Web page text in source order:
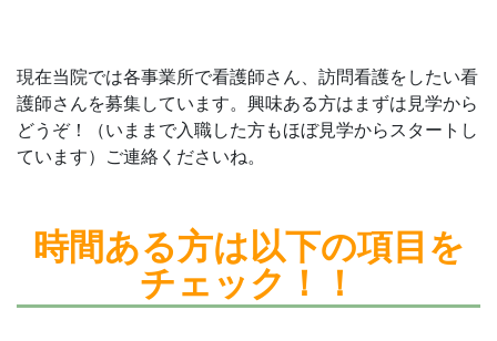
現在当院では各事業所で看護師さん、訪問看護をしたい看
護師さんを募集しています。興味ある方はまずは見学から
どうぞ！（いままで入職した方もほぼ見学からスタートし
ています）ご連絡くださいね。
時間ある方は以下の項目を
チェック！！